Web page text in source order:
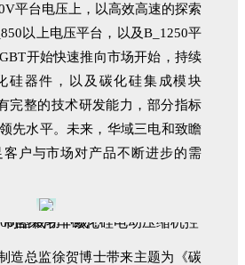
平台电压上，以高效高速的探索
以上电压平台，以及B_1250平
开始快速推向市场开始，持续
硅器件，以及碳化硅集成模块
完整的技术研发能力，部分指标
先水平。未来，华域三电和致瞻
户与市场对产品不断进步的需
造总监徐贺博士带来主题为《碳